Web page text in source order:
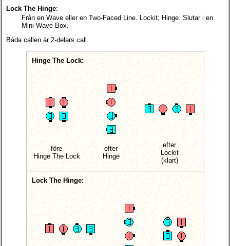
Lock The Hinge:
Från en Wave eller en Two-Faced Line. Lockit; Hinge. Slutar i en
Mini-Wave Box.
Båda callen är 2-delars call.
Hinge The Lock:
före
Hinge The Lock
efter
Hinge
efter
Lockit
(klart)
Lock The Hinge: